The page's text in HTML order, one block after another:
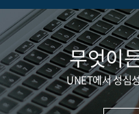
무엇이
UNET에서 성심